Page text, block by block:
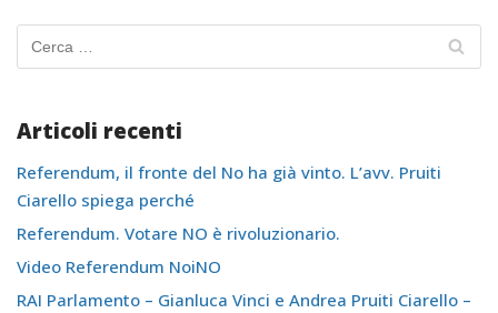
Articoli recenti
Referendum, il fronte del No ha già vinto. L’avv. Pruiti
Ciarello spiega perché
Referendum. Votare NO è rivoluzionario.
Video Referendum NoiNO
RAI Parlamento – Gianluca Vinci e Andrea Pruiti Ciarello –